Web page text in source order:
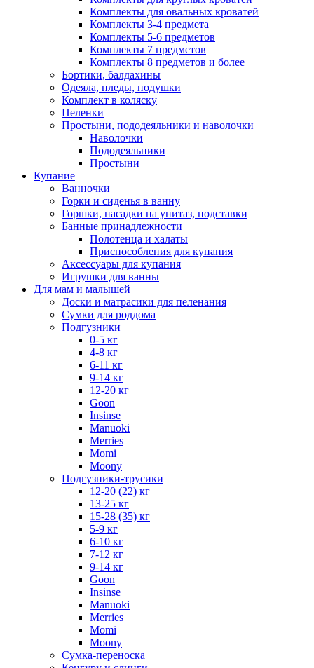
Комплекты для овальных кроватей
Комплекты 3-4 предмета
Комплекты 5-6 предметов
Комплекты 7 предметов
Комплекты 8 предметов и более
Бортики, балдахины
Одеяла, пледы, подушки
Комплект в коляску
Пеленки
Простыни, пододеяльники и наволочки
Наволочки
Пододеяльники
Простыни
Купание
Ванночки
Горки и сиденья в ванну
Горшки, насадки на унитаз, подставки
Банные принадлежности
Полотенца и халаты
Приспособления для купания
Аксессуары для купания
Игрушки для ванны
Для мам и малышей
Доски и матрасики для пеленания
Сумки для роддома
Подгузники
0-5 кг
4-8 кг
6-11 кг
9-14 кг
12-20 кг
Goon
Insinse
Manuoki
Merries
Momi
Moony
Подгузники-трусики
12-20 (22) кг
13-25 кг
15-28 (35) кг
5-9 кг
6-10 кг
7-12 кг
9-14 кг
Goon
Insinse
Manuoki
Merries
Momi
Moony
Сумка-переноска